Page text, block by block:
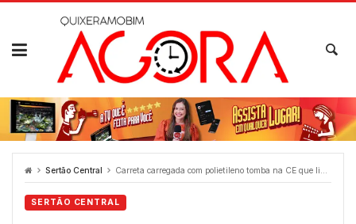
Skip
Sertão Central Carreta carregada com polietileno tomba na CE que liga Quixeramobim a Madalena
SERTÃO CENTRAL